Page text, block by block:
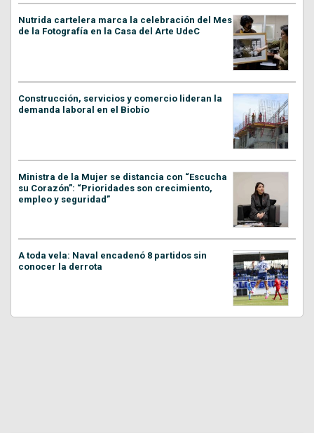
Nutrida cartelera marca la celebración del Mes
de la Fotografía en la Casa del Arte UdeC
Construcción, servicios y comercio lideran la
demanda laboral en el Biobío
Ministra de la Mujer se distancia con “Escucha
su Corazón”: “Prioridades son crecimiento,
empleo y seguridad”
A toda vela: Naval encadenó 8 partidos sin
conocer la derrota